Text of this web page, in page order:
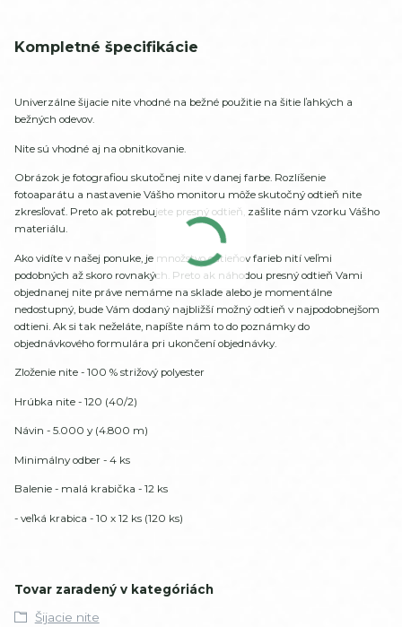
Kompletné špecifikácie
Univerzálne šijacie nite vhodné na bežné použitie na šitie ľahkých a
bežných odevov.
Nite sú vhodné aj na obnitkovanie.
Obrázok je fotografiou skutočnej nite v danej farbe. Rozlíšenie
fotoaparátu a nastavenie Vášho monitoru môže skutočný odtieň nite
zkresľovať. Preto ak potrebujete presný odtieň, zašlite nám vzorku Vášho
materiálu.
Ako vidíte v našej ponuke, je množstvo odtieňov farieb nití veľmi
podobných až skoro rovnakých. Preto ak náhodou presný odtieň Vami
objednanej nite práve nemáme na sklade alebo je momentálne
nedostupný, bude Vám dodaný najbližší možný odtieň v najpodobnejšom
odtieni. Ak si tak neželáte, napíšte nám to do poznámky do
objednávkového formulára pri ukončení objednávky.
Zloženie nite - 100 % strižový polyester
Hrúbka nite - 120 (40/2)
Návin - 5.000 y (4.800 m)
Minimálny odber - 4 ks
Balenie - malá krabička - 12 ks
- veľká krabica - 10 x 12 ks (120 ks)
Tovar zaradený v kategóriách
Šijacie nite